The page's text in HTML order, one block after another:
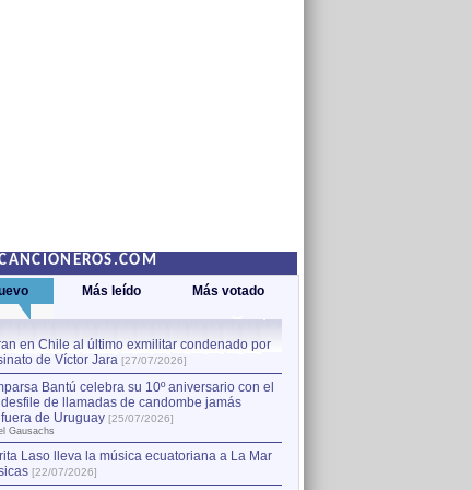
Más leído Más votado
en Chile al último exmilitar condenado por
de Víctor Jara [27/07/2026]
Bantú celebra su 10º aniversario con el
de llamadas de candombe jamás
de Uruguay [25/07/2026]
Gausachs
Laso lleva la música ecuatoriana a La Mar
[22/07/2026]